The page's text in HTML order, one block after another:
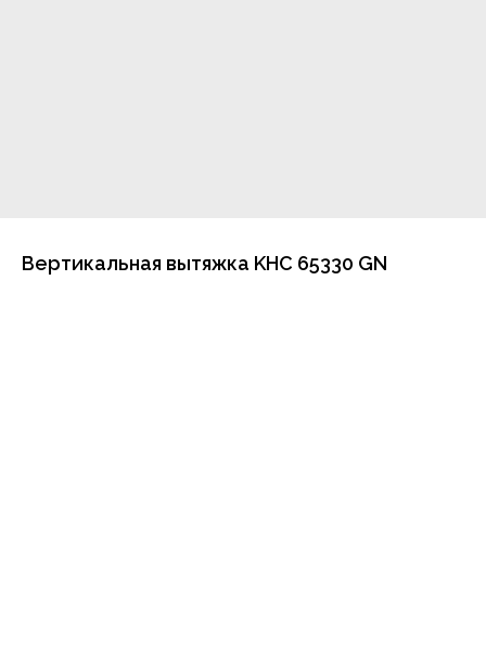
Вертикальная вытяжка KHC 65330 GN